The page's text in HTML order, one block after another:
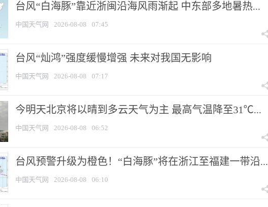
台风“白海豚”靠近浙闽沿海风雨渐起 中东部多地暑热...
中国天气网 2026-08-08 07:45
台风“灿鸿”强度缓慢增强 未来对我国无影响
中国天气网 2026-08-08 07:17
今明天北京将以晴到多云天气为主 最高气温降至31℃...
中国天气网 2026-08-08 06:52
台风预警升级为橙色！“白海豚”将在浙江至福建一带沿...
中国天气网 2026-08-08 06:10